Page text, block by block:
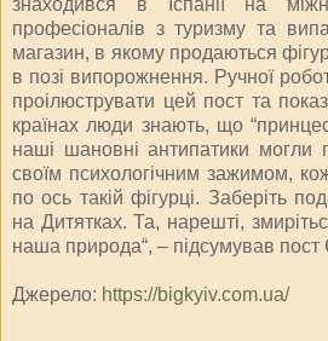
професіоналів з туризму та
магазин, в якому продаються
в позі випорожнення. Ручної
проілюструвати цей пост та
країнах люди знають, що
наші шановні антипатики могли
своїм психологічним зажимом,
по ось такій фігурці. Заберіть
на Дитятках. Та, нарешті,
наша природа“, – підсумував
Джерело: https://bigkyiv.com.ua/